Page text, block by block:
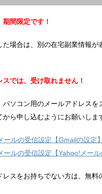
間限定です！
場合は、別の在宅副業情報が
では、受け取れません！
パソコン用のメールアドレス
ら申し込むようにお願いしま
ルの受信設定【Gmailの設定】
ールの受信設定【Yahoo!メール
スをお持ちでない方は、無料